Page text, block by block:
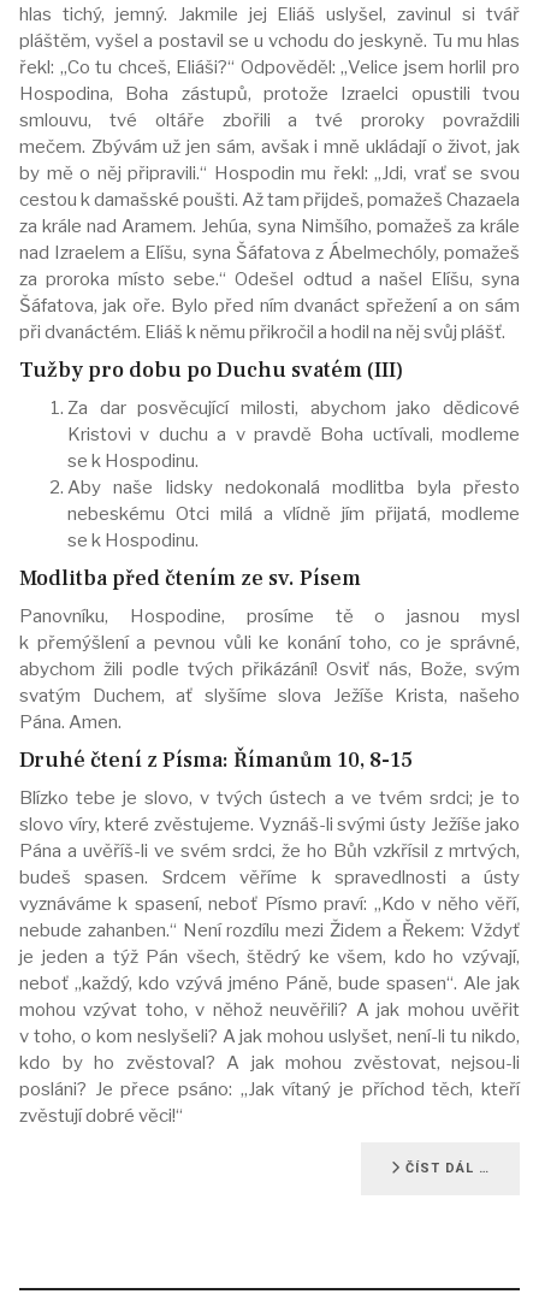
hlas tichý, jemný. Jakmile jej Eliáš uslyšel, zavinul si tvář
pláštěm, vyšel a postavil se u vchodu do jeskyně. Tu mu hlas
řekl: „Co tu chceš, Eliáši?“ Odpověděl: „Velice jsem horlil pro
Hospodina, Boha zástupů, protože Izraelci opustili tvou
smlouvu, tvé oltáře zbořili a tvé proroky povraždili
mečem. Zbývám už jen sám, avšak i mně ukládají o život, jak
by mě o něj připravili.“ Hospodin mu řekl: „Jdi, vrať se svou
cestou k damašské poušti. Až tam přijdeš, pomažeš Chazaela
za krále nad Aramem. Jehúa, syna Nimšího, pomažeš za krále
nad Izraelem a Elíšu, syna Šáfatova z Ábelmechóly, pomažeš
za proroka místo sebe.“ Odešel odtud a našel Elíšu, syna
Šáfatova, jak oře. Bylo před ním dvanáct spřežení a on sám
při dvanáctém. Eliáš k němu přikročil a hodil na něj svůj plášť.
Tužby pro dobu po Duchu svatém (III)
Za dar posvěcující milosti, abychom jako dědicové
Kristovi v duchu a v pravdě Boha uctívali, modleme
se k Hospodinu.
Aby naše lidsky nedokonalá modlitba byla přesto
nebeskému Otci milá a vlídně jím přijatá, modleme
se k Hospodinu.
Modlitba před čtením ze sv. Písem
Panovníku, Hospodine, prosíme tě o jasnou mysl
k přemýšlení a pevnou vůli ke konání toho, co je správné,
abychom žili podle tvých přikázání! Osviť nás, Bože, svým
svatým Duchem, ať slyšíme slova Ježíše Krista, našeho
Pána. Amen.
Druhé čtení z Písma: Římanům 10, 8-15
Blízko tebe je slovo, v tvých ústech a ve tvém srdci; je to
slovo víry, které zvěstujeme. Vyznáš-li svými ústy Ježíše jako
Pána a uvěříš-li ve svém srdci, že ho Bůh vzkřísil z mrtvých,
budeš spasen. Srdcem věříme k spravedlnosti a ústy
vyznáváme k spasení, neboť Písmo praví: „Kdo v něho věří,
nebude zahanben.“ Není rozdílu mezi Židem a Řekem: Vždyť
je jeden a týž Pán všech, štědrý ke všem, kdo ho vzývají,
neboť „každý, kdo vzývá jméno Páně, bude spasen“. Ale jak
mohou vzývat toho, v něhož neuvěřili? A jak mohou uvěřit
v toho, o kom neslyšeli? A jak mohou uslyšet, není-li tu nikdo,
kdo by ho zvěstoval? A jak mohou zvěstovat, nejsou-li
posláni? Je přece psáno: „Jak vítaný je příchod těch, kteří
zvěstují dobré věci!“
ČÍST DÁL …